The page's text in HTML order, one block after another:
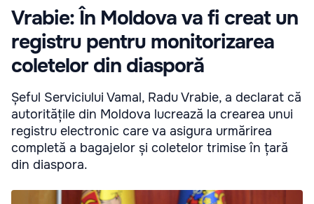
Vrabie: În Moldova va fi creat un
registru pentru monitorizarea
coletelor din diasporă
Șeful Serviciului Vamal, Radu Vrabie, a declarat că
autoritățile din Moldova lucrează la crearea unui
registru electronic care va asigura urmărirea
completă a bagajelor și coletelor trimise în țară
din diaspora.